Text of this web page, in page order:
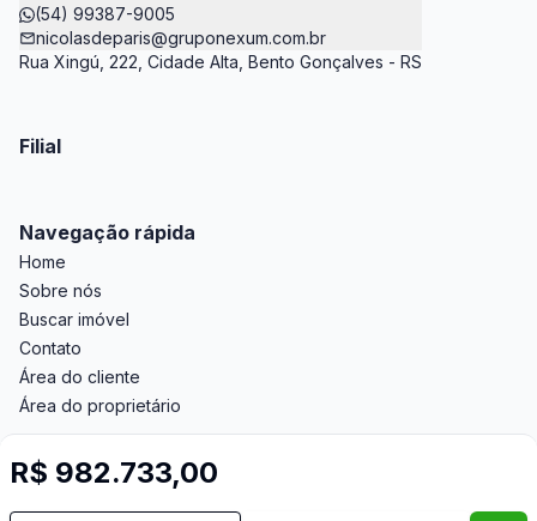
R$ 982.733,00
(54) 99387-9005
nicolasdeparis@gruponexum.com.br
Rua Xingú, 222, Cidade Alta, Bento Gonçalves - RS
Filial
Navegação rápida
Home
Sobre nós
Buscar imóvel
Contato
Área do cliente
Área do proprietário